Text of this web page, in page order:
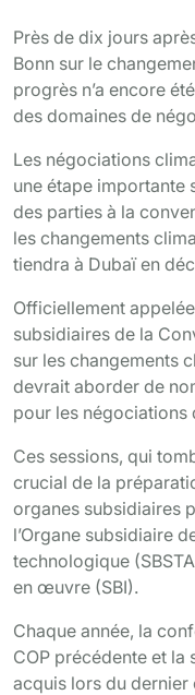
Près de dix jours
Bonn sur le
progrès n’a encore
des domaines de
Les négociations
une étape importante
des parties à la
les changements
tiendra à Dubaï en
Officiellement
subsidiaires de la
sur les changements
devrait aborder de
pour les négociations
Ces sessions, qui
crucial de la
organes subsidiaires
l’Organe subsidiaire
technologique
en œuvre (SBI).
Chaque année, la
COP précédente et la
acquis lors du